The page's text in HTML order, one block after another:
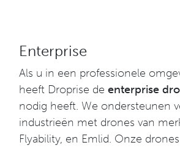
Enterprise
Als u in een professionele
heeft Droprise de enterprise
nodig heeft. We ondersteunen
industrieën met drones van
Flyability, en Emlid. Onze